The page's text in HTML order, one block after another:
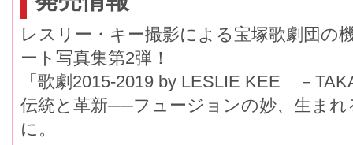
レスリー・キー撮影による宝塚歌劇団の
ート写真集第2弾！
「歌劇2015-2019 by LESLIE KEE －
伝統と革新──フュージョンの妙、生ま
に。